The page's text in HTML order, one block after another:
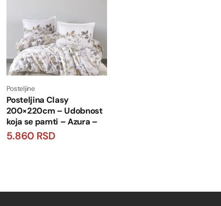
Posteljine
Posteljina Clasy
200×220cm – Udobnost
koja se pamti – Azura –
5.860 RSD